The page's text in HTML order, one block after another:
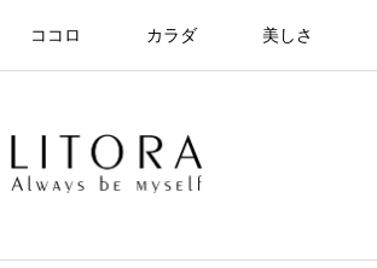
ココロ カラダ 美しさ